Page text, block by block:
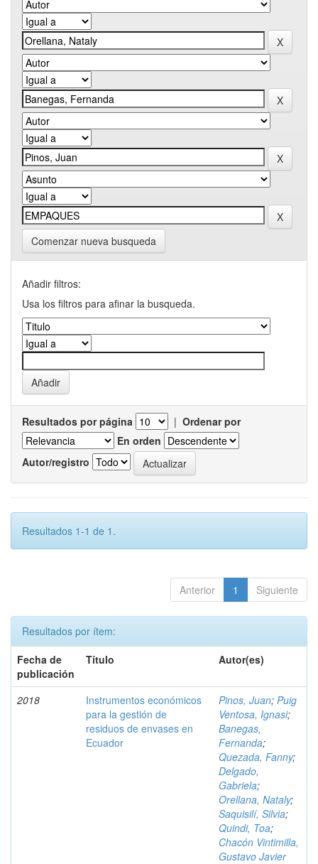
Comenzar nueva busqueda
Añadir filtros:
Usa los filtros para afinar la busqueda.
Resultados por página | Ordenar por
En orden
Autor/registro
Resultados 1-1 de 1.
Anterior 1 Siguiente
Resultados por ítem:
Fecha de
publicación
Título Autor(es)
2018
Instrumentos económicos
para la gestión de
residuos de envases en
Ecuador
Pinos, Juan; Puig
Ventosa, Ignasi;
Banegas,
Fernanda;
Quezada, Fanny;
Delgado,
Gabriela;
Orellana, Nataly;
Saquisilí, Silvia;
Quindi, Toa;
Chacón Vintimilla,
Gustavo Javier